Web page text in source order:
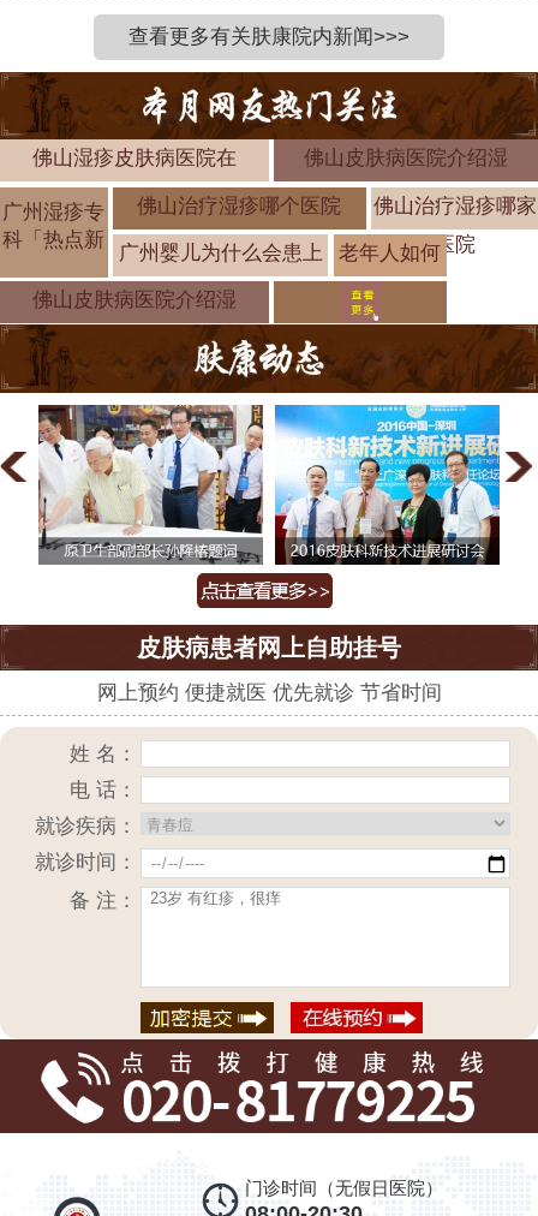
查看更多有关肤康院内新闻>>>
佛山湿疹皮肤病医院在 佛山皮肤病医院介绍湿
广州湿疹专
科「热点新
佛山治疗湿疹哪个医院
佛山治疗湿疹哪家
医院
广州婴儿为什么会患上
老年人如何
预防湿疹？
佛山皮肤病医院介绍湿
皮肤病患者网上自助挂号
网上预约 便捷就医 优先就诊 节省时间
姓 名：
电 话：
就诊疾病：
就诊时间：
备 注：
门诊时间（无假日医院）